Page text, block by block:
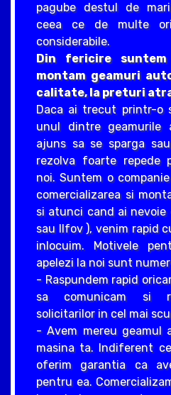
pagube destul de
ceea ce de multe
considerabile.
Din fericire
montam geamuri
calitate, la preturi
Daca ai trecut printr-o
unul dintre geamurile
ajuns sa se sparga
rezolva foarte repede
noi. Suntem o
comercializarea si
si atunci cand ai
sau Ilfov ), venim rapid
inlocuim. Motivele
apelezi la noi sunt
- Raspundem rapid
sa comunicam si
solicitarilor in cel mai
- Avem mereu geamul
masina ta. Indiferent
oferim garantia ca
pentru ea.